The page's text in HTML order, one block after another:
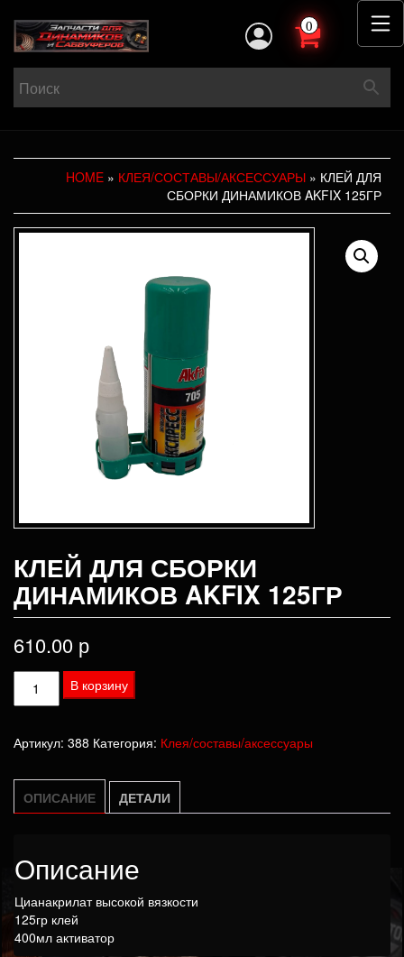
0
HOME » КЛЕЯ/СОСТАВЫ/АКСЕССУАРЫ » КЛЕЙ ДЛЯ
СБОРКИ ДИНАМИКОВ AKFIX 125ГР
КЛЕЙ ДЛЯ СБОРКИ
ДИНАМИКОВ AKFIX 125ГР
610.00 р
Количество
товара
для
динамиков
Akfix
В корзину
Артикул: 388 Категория: Клея/составы/аксессуары
ОПИСАНИЕ ДЕТАЛИ
Описание
Цианакрилат высокой вязкости
125гр клей
400мл активатор